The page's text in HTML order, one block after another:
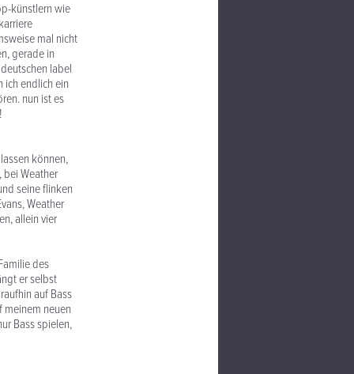
künstlern wie
mal nicht
gerade in
label
endlich ein
nun ist es
können,
bei Weather
seine flinken
Weather
allein vier
des
er selbst
auf Bass
meinem neuen
Bass spielen,